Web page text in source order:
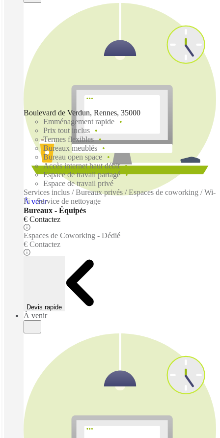
À venir
Boulevard de Verdun, Rennes, 35000
Emménagement rapide
Prix tout inclus
Termes flexibles
Bureaux meublés
Bureau open space
Accès internet haut débit
Espace de travail partagé
Espace de travail privé
Services inclus / Bureaux privés / Espaces de coworking / Wi-
Fi - Service de nettoyage
Bureaux - Équipés
€ Contactez
Espaces de Coworking - Dédié
€ Contactez
Devis rapide
À venir